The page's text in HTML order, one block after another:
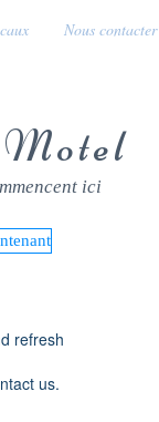
Nous contacter
ici
refresh
us.